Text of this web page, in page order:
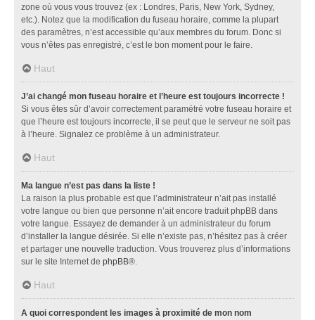
zone où vous vous trouvez (ex : Londres, Paris, New York, Sydney,
etc.). Notez que la modification du fuseau horaire, comme la plupart
des paramètres, n’est accessible qu’aux membres du forum. Donc si
vous n’êtes pas enregistré, c’est le bon moment pour le faire.
Haut
J’ai changé mon fuseau horaire et l’heure est toujours incorrecte !
Si vous êtes sûr d’avoir correctement paramétré votre fuseau horaire et
que l’heure est toujours incorrecte, il se peut que le serveur ne soit pas
à l’heure. Signalez ce problème à un administrateur.
Haut
Ma langue n’est pas dans la liste !
La raison la plus probable est que l’administrateur n’ait pas installé
votre langue ou bien que personne n’ait encore traduit phpBB dans
votre langue. Essayez de demander à un administrateur du forum
d’installer la langue désirée. Si elle n’existe pas, n’hésitez pas à créer
et partager une nouvelle traduction. Vous trouverez plus d’informations
sur le site Internet de phpBB®.
Haut
A quoi correspondent les images à proximité de mon nom